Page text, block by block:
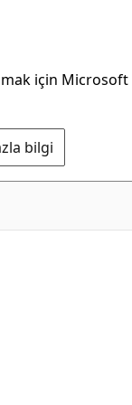
için Microsoft
bilgi